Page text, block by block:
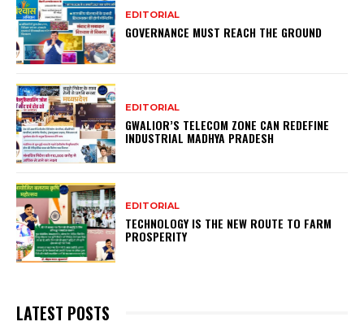
EDITORIAL
GOVERNANCE MUST REACH THE GROUND
EDITORIAL
GWALIOR’S TELECOM ZONE CAN REDEFINE
INDUSTRIAL MADHYA PRADESH
EDITORIAL
TECHNOLOGY IS THE NEW ROUTE TO FARM
PROSPERITY
LATEST POSTS